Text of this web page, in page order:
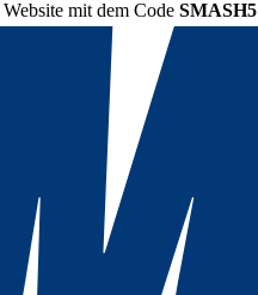
mit dem Code SMASH5